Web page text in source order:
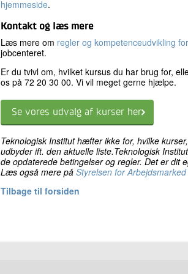
Optimér din HR-proces med AI -
Python og AI
Transformér dine arbejdsprocesser med
Power BI Videregående
Visualisering med Power BI Service - Fra
PRINCE2®7 Foundation (UK)
Project Management
Projektledelse
Projektledelse af IT-projekter
Projektledelse i byggeriet - Grundlæggende
Sådan arbejder du i projekter - for ikke-
Værktøjer til den agile projektleder
Værktøjer til den nye projektleder (adaptiv
Kurser i Dynamics 365
Udvidet bogholderi og regnskabsforståelse
hjemmeside.
Kontakt og læs mere
Læs mere om regler og kompetenceudvikling
jobcenteret.
Er du tvivl om, hvilket kursus du har brug for,
os på 72 20 30 00. Vi vil meget gerne hjælpe.
Se vores udvalg af kurser her
Teknologisk Institut hæfter ikke for, hvilke
udbyder ift. den aktuelle liste.Teknologisk
de opdaterede betingelser og regler. Det er dit
Læs også mere på Styrelsen for
Tilbage til forsiden